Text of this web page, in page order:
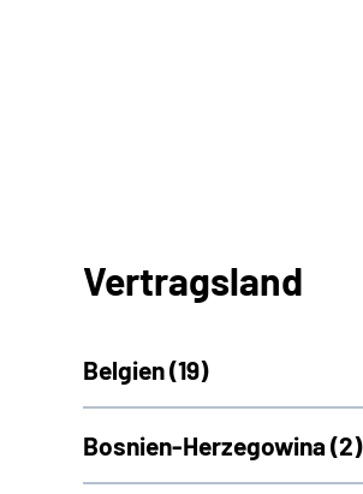
Vertragsland
Belgien (19)
Bosnien-Herzegowina (2)